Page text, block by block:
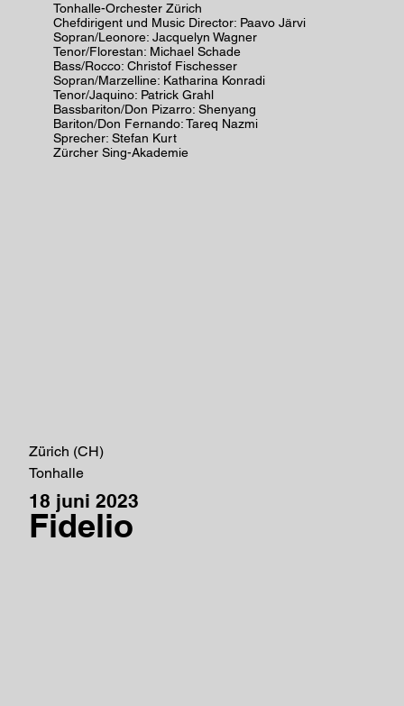
Tonhalle-Orchester Zürich
Chefdirigent und Music Director: Paavo Järvi
Sopran/Leonore: Jacquelyn Wagner
Tenor/Florestan: Michael Schade
Bass/Rocco: Christof Fischesser
Sopran/Marzelline: Katharina Konradi
Tenor/Jaquino: Patrick Grahl
Bassbariton/Don Pizarro: Shenyang
Bariton/Don Fernando: Tareq Nazmi
Sprecher: Stefan Kurt
Zürcher Sing-Akademie
Zürich (CH)
Tonhalle
18 juni 2023
Fidelio